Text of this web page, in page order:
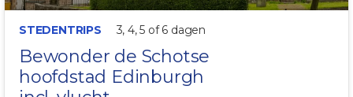
STEDENTRIPS 3, 4, 5 of 6 dagen
Bewonder de Schotse
hoofdstad Edinburgh